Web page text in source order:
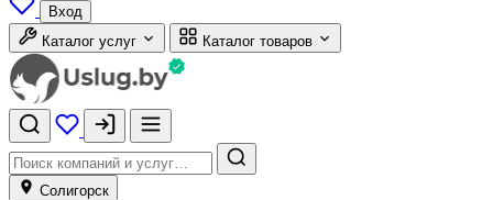
Вход
Каталог услуг
Каталог товаров
Солигорск